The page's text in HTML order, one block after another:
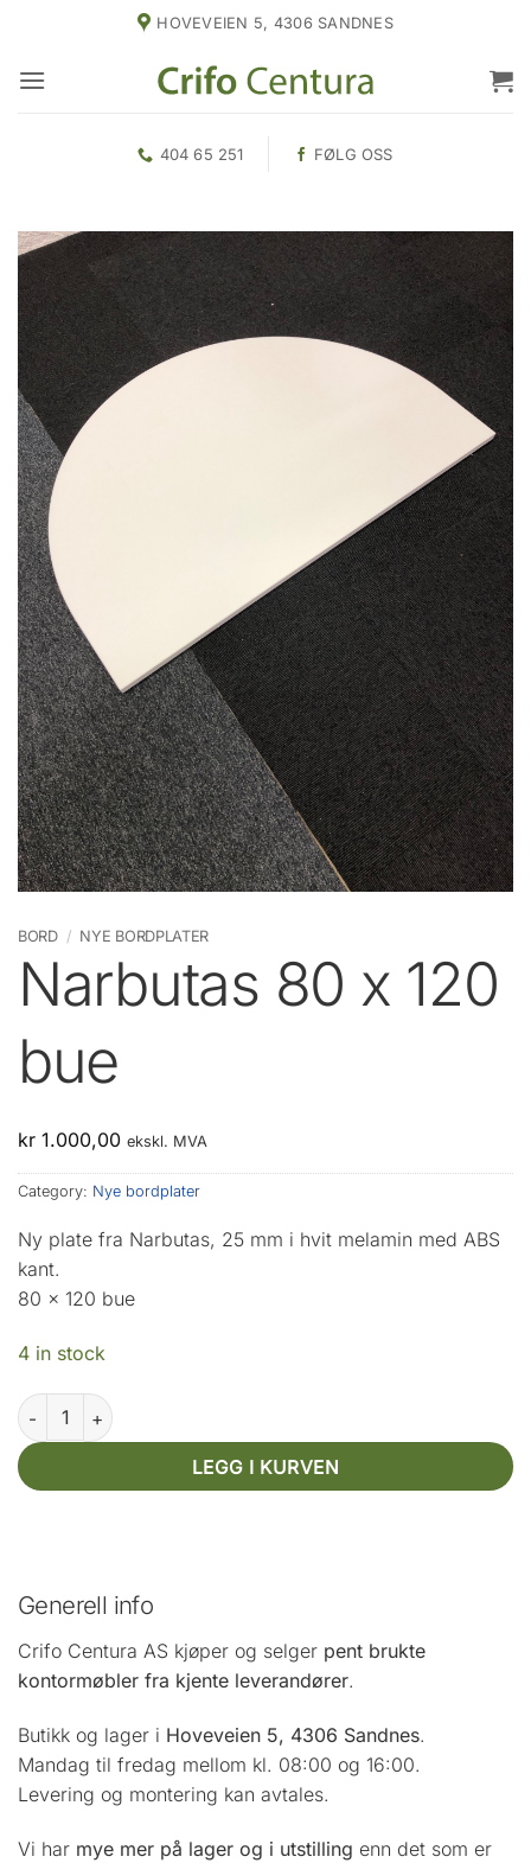
content
HOVEVEIEN 5, 4306 SANDNES
404 65 251 FØLG OSS
BORD / NYE BORDPLATER
Narbutas 80 x 120
bue
kr 1.000,00 ekskl. MVA
Category: Nye bordplater
Ny plate fra Narbutas, 25 mm i hvit melamin med ABS
kant.
80 x 120 bue
4 in stock
Narbutas 80 x 120 bue quantity
LEGG I KURVEN
Generell info
Crifo Centura AS kjøper og selger pent brukte
kontormøbler fra kjente leverandører.
Butikk og lager i Hoveveien 5, 4306 Sandnes.
Mandag til fredag mellom kl. 08:00 og 16:00.
Levering og montering kan avtales.
Vi har mye mer på lager og i utstilling enn det som er